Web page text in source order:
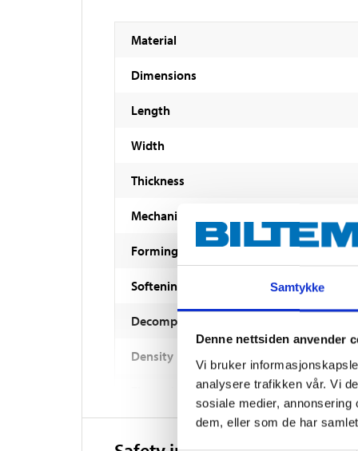
Samtykke
Denne nettsiden anvender
Vi bruker
analysere trafikken vår. Vi
sosiale medier,
dem, eller som de har
Material
Dimensions
Length
Width
Thickness
Mechanical properties
Forming temperature
Softening point
Decomposition temperature
Density
Fire resistance